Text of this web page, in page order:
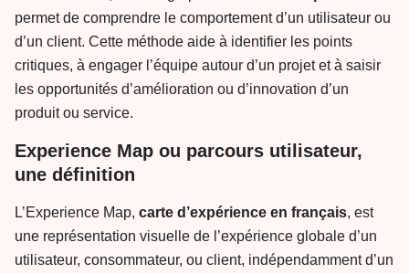
permet de comprendre le comportement d’un utilisateur ou
d’un client. Cette méthode aide à identifier les points
critiques, à engager l’équipe autour d’un projet et à saisir
les opportunités d’amélioration ou d’innovation d’un
produit ou service.
Experience Map ou parcours utilisateur,
une définition
L’Experience Map, carte d’expérience en français, est
une représentation visuelle de l’expérience globale d’un
utilisateur, consommateur, ou client, indépendamment d’un